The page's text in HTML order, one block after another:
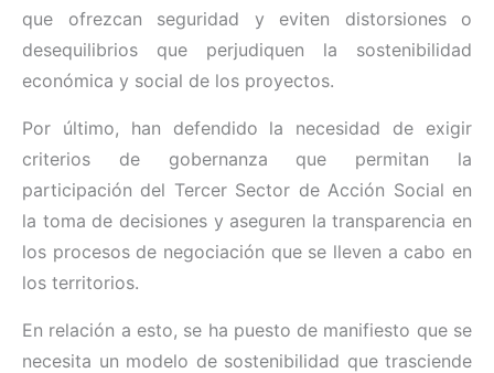
que ofrezcan seguridad y eviten distorsiones o
desequilibrios que perjudiquen la sostenibilidad
económica y social de los proyectos.
Por último, han defendido la necesidad de exigir
criterios de gobernanza que permitan la
participación del Tercer Sector de Acción Social en
la toma de decisiones y aseguren la transparencia en
los procesos de negociación que se lleven a cabo en
los territorios.
En relación a esto, se ha puesto de manifiesto que se
necesita un modelo de sostenibilidad que trasciende